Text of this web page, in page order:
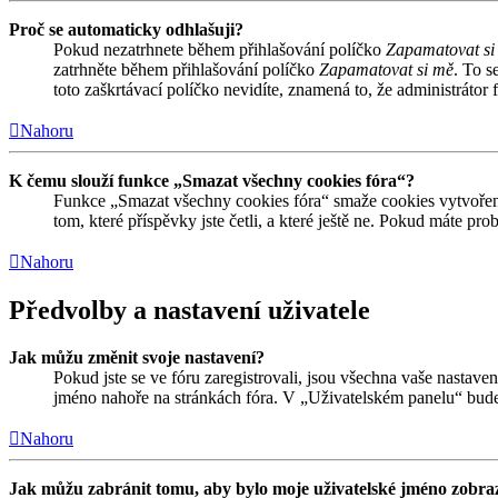
Proč se automaticky odhlašuji?
Pokud nezatrhnete během přihlašování políčko Zapamatovat si
zatrhněte během přihlašování políčko Zapamatovat si mě. To
toto zaškrtávací políčko nevidíte, znamená to, že administrátor
Nahoru
K čemu slouží funkce „Smazat všechny cookies fóra“?
Funkce „Smazat všechny cookies fóra“ smaže cookies
tom, které příspěvky jste četli, a které ještě ne. Pokud máte
Nahoru
Předvolby a nastavení uživatele
Jak můžu změnit svoje nastavení?
Pokud jste se ve fóru zaregistrovali, jsou všechna vaše
jméno nahoře na stránkách fóra. V „Uživatelském panelu“
Nahoru
Jak můžu zabránit tomu, aby bylo moje uživatelské jméno